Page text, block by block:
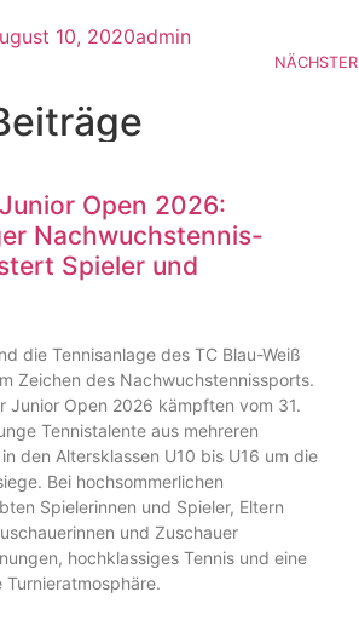
10, 2020admin
NÄCHSTER
Open 2026:
Nachwuchstennis-
Spieler und
die Tennisanlage des TC Blau-Weiß
Zeichen des Nachwuchstennissports.
Junior Open 2026 kämpften vom 31.
Tennistalente aus mehreren
den Altersklassen U10 bis U16 um die
Bei hochsommerlichen
Spielerinnen und Spieler, Eltern
und Zuschauer
hochklassiges Tennis und eine